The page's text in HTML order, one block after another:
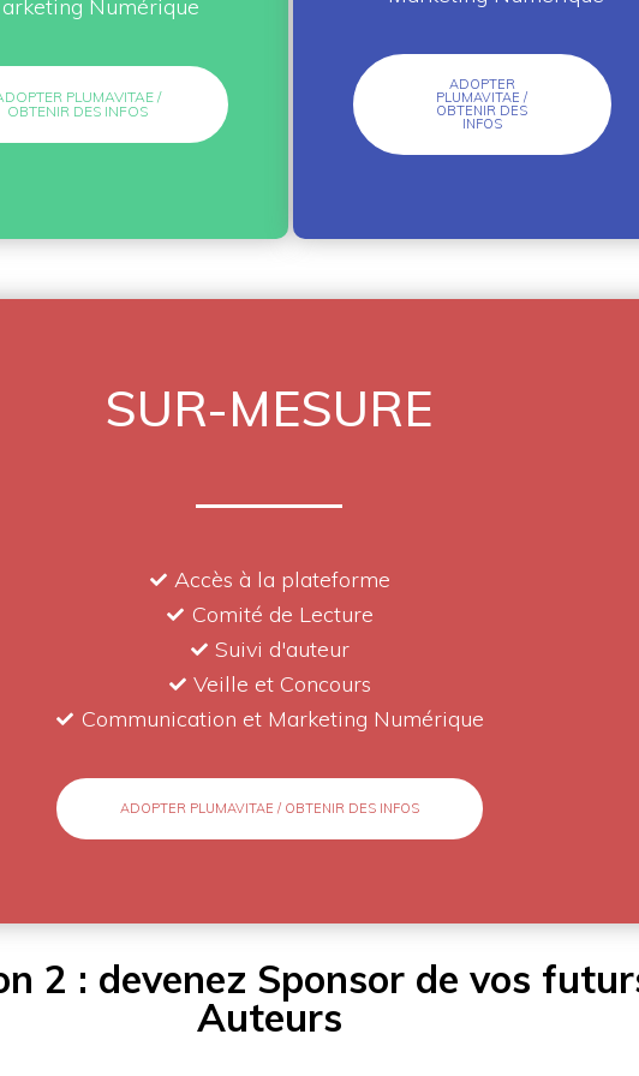
Numérique
PLUMAVITAE /
OBTENIR DES INFOS
ADOPTER
PLUMAVITAE /
OBTENIR DES
INFOS
SUR-MESURE
Accès à la plateforme
Comité de Lecture
Suivi d'auteur
Veille et Concours
Communication et Marketing Numérique
ADOPTER PLUMAVITAE / OBTENIR DES INFOS
2 : devenez Sponsor de vos
Auteurs